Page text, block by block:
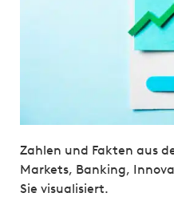
Zahlen und Fakten aus
Markets, Banking,
Sie visualisiert.